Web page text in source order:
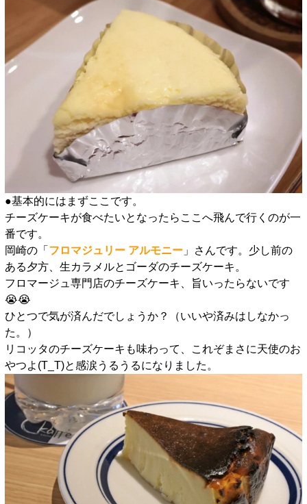
●基本的にはまずここです。
チーズケーキが食べたいとなったらここへ飛んで行くのが一
番です。
岡崎の「 フロマジュリー アルモニー」さんです。少し前の
ある夕方、生カラメルとゴーダのチーズケーキ。
フロマージュ専門店のチーズケーキ、旨いったらないです
😭😭
ひとつで気が済んだでしょうか？（いいや済みはしなかっ
た。）
リコッタのチーズケーキも味わって、これぞまさに天使のお
やつよ(T_T)と感涙うるうるになりました。